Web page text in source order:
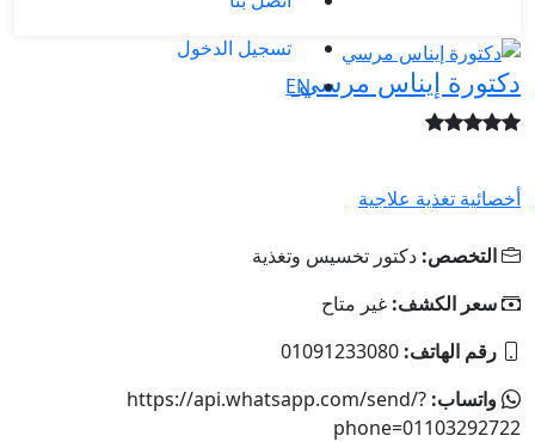
تسجيل الدخول
EN
دكتورة إيناس مرسي
أخصائية تغذية علاجية
التخصص: دكتور تخسيس وتغذية
سعر الكشف: غير متاح
رقم الهاتف: 01091233080
واتساب: https://api.whatsapp.com/send/?
phone=01103292722